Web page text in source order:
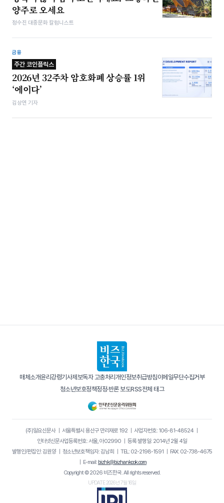
양주로 오세요
정수진 대중문화 칼럼니스트
금융
주간 코인플릭스
2026년 32주차 암호화폐 상승률 1위
‘에이다’
김상연 기자
매체소개윤리강령기사제보독자 고충처리개인정보취급방침이메일무단수집거부
청소년보호정책정정·반론 보도RSS전체 태그
(주)일요신문사｜ 서울특별시 용산구 만리재로 192｜ 사업자번호: 106-81-48524｜
인터넷신문사업등록번호: 서울, 아02990 ｜ 등록·발행일: 2014년 2월 4일
발행인/편집인: 김원양｜ 청소년보호책임자: 김남희 ｜ TEL: 02-2198-1591 ｜ FAX: 02-738-4675
｜ E-mail: bizhk@bizhankook.com
Copyright © 2026 비즈한국. All rights reserved.
UPDATE 2026년 7월 16일